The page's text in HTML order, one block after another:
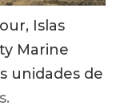
Islas
Marine
unidades de